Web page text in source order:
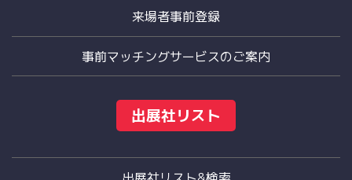
来場者事前登録
事前マッチングサービスのご案内
出展社リスト